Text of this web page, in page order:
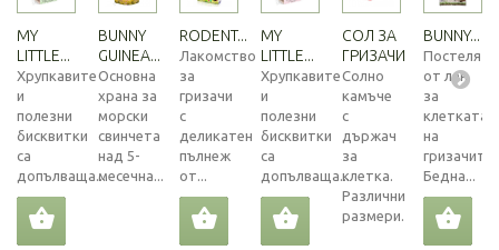
MY
LITTLE...
Хрупкавите
и
полезни
бисквитки
са
допълваща...
BUNNY
GUINEA...
Основна
храна за
морски
свинчета
над 5-
месечна...
RODENT...
Лакомство
за
гризачи
с
деликатен
пълнеж
от...
MY
LITTLE...
Хрупкавите
и
полезни
бисквитки
са
допълваща...
СОЛ ЗА
ГРИЗАЧИ
Солно
камъче
с
държач
за
клетка.
Различни
размери.
BUNNY...
Постеля
от лен
за
клетката
на
гризачите.
Бедна...